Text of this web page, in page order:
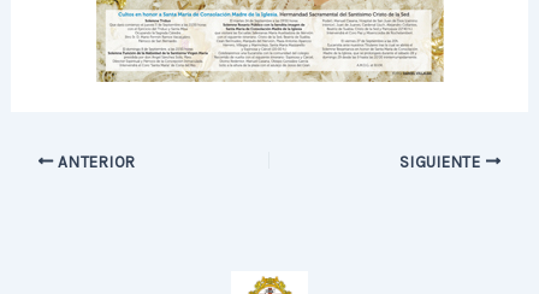
ANTERIOR SIGUIENTE